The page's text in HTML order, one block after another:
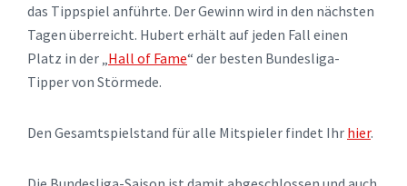
das Tippspiel anführte. Der Gewinn wird in den nächsten
Tagen überreicht. Hubert erhält auf jeden Fall einen
Platz in der „Hall of Fame“ der besten Bundesliga-
Tipper von Störmede.
Den Gesamtspielstand für alle Mitspieler findet Ihr hier.